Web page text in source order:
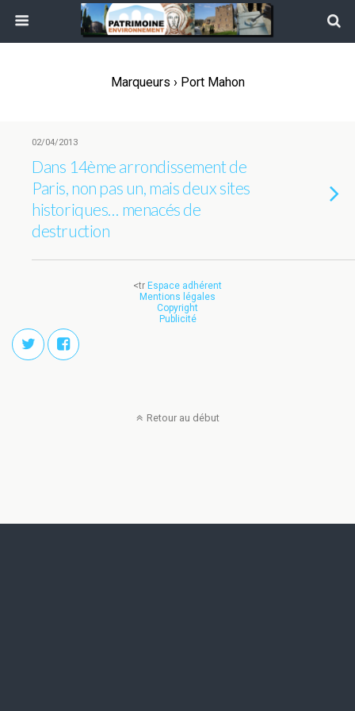
Marqueurs › Port Mahon
02/04/2013
Dans 14ème arrondissement de
Paris, non pas un, mais deux sites
historiques… menacés de
destruction
<tr Espace adhérent
Mentions légales
Copyright
Publicité
Retour au début